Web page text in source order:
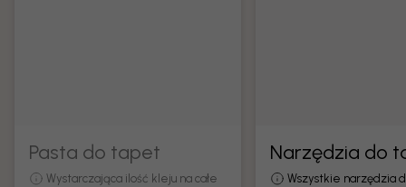
Pasta do tapet
Wystarczająca ilość kleju na całe
Narzędzia do
Wszystkie narzędzia